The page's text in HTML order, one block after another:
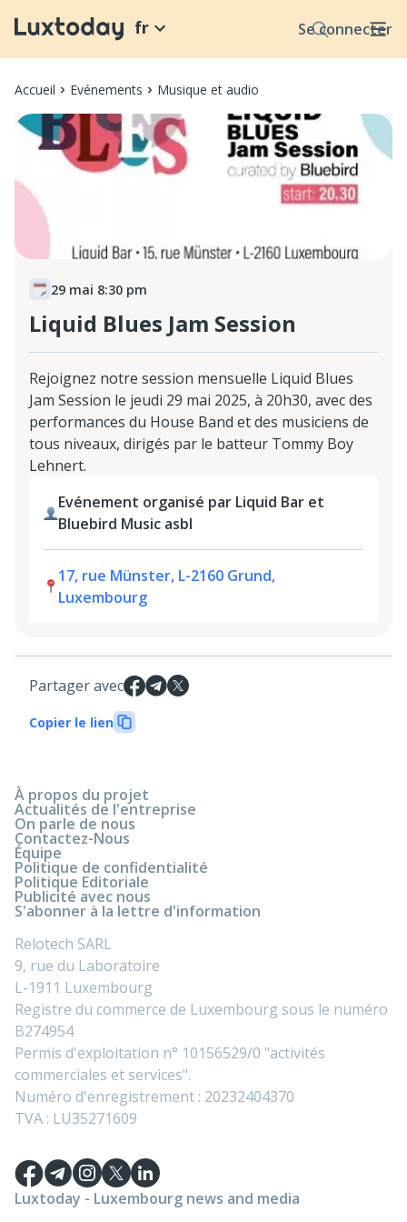
Se connecter
fr
Accueil Evénements Musique et audio
29 mai 8:30 pm
Liquid Blues Jam Session
Rejoignez notre session mensuelle Liquid Blues
Jam Session le jeudi 29 mai 2025, à 20h30, avec des
performances du House Band et des musiciens de
tous niveaux, dirigés par le batteur Tommy Boy
Lehnert.
Evénement organisé par Liquid Bar et
Bluebird Music asbl
17, rue Münster, L-2160 Grund,
Luxembourg
Partager avec
Copier le lien
À propos du projet
Actualités de l'entreprise
On parle de nous
Contactez-Nous
Équipe
Politique de confidentialité
Politique Editoriale
Publicité avec nous
S'abonner à la lettre d'information
Relotech SARL
9, rue du Laboratoire
L-1911 Luxembourg
Registre du commerce de Luxembourg sous le numéro
B274954
Permis d'exploitation n° 10156529/0 "activités
commerciales et services".
Numéro d'enregistrement : 20232404370
TVA : LU35271609
Luxtoday - Luxembourg news and media